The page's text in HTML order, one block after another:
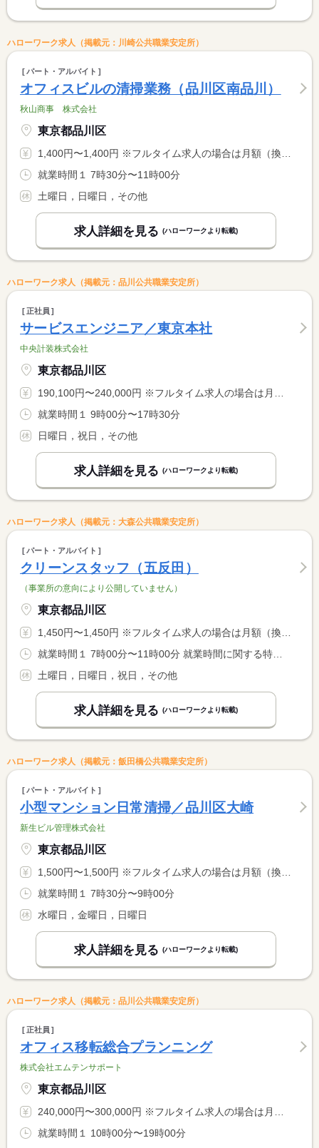
ハローワーク求人（掲載元：川崎公共職業安定所）
パート・アルバイト
オフィスビルの清掃業務（品川区南品川）
秋山商事 株式会社
東京都品川区
1,400円〜1,400円 ※フルタイム求人の場合は月額（換算額）、パート求人の場合は時間額を表示しています。
就業時間１ 7時30分〜11時00分
土曜日，日曜日，その他
求人詳細を見る (ハローワークより転載)
ハローワーク求人（掲載元：品川公共職業安定所）
正社員
サービスエンジニア／東京本社
中央計装株式会社
東京都品川区
190,100円〜240,000円 ※フルタイム求人の場合は月額（換算額）、パート求人の場合は時間額を表示しています。
就業時間１ 9時00分〜17時30分
日曜日，祝日，その他
求人詳細を見る (ハローワークより転載)
ハローワーク求人（掲載元：大森公共職業安定所）
パート・アルバイト
クリーンスタッフ（五反田）
（事業所の意向により公開していません）
東京都品川区
1,450円〜1,450円 ※フルタイム求人の場合は月額（換算額）、パート求人の場合は時間額を表示しています。
土曜日，日曜日，祝日，その他
求人詳細を見る (ハローワークより転載)
ハローワーク求人（掲載元：飯田橋公共職業安定所）
パート・アルバイト
小型マンション日常清掃／品川区大崎
新生ビル管理株式会社
東京都品川区
1,500円〜1,500円 ※フルタイム求人の場合は月額（換算額）、パート求人の場合は時間額を表示しています。
就業時間１ 7時30分〜9時00分
水曜日，金曜日，日曜日
求人詳細を見る (ハローワークより転載)
ハローワーク求人（掲載元：品川公共職業安定所）
正社員
オフィス移転総合プランニング
株式会社エムテンサポート
東京都品川区
240,000円〜300,000円 ※フルタイム求人の場合は月額（換算額）、パート求人の場合は時間額を表示しています。
就業時間１ 10時00分〜19時00分